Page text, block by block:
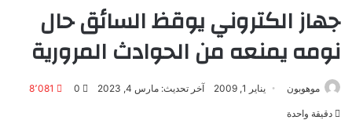
جهاز الكتروني يوقظ السائق حال
نومه يمنعه من الحوادث المرورية
موهوبون يناير 1, 2009 آخر تحديث: مارس 4, 2023 0 8٬081
دقيقة واحدة